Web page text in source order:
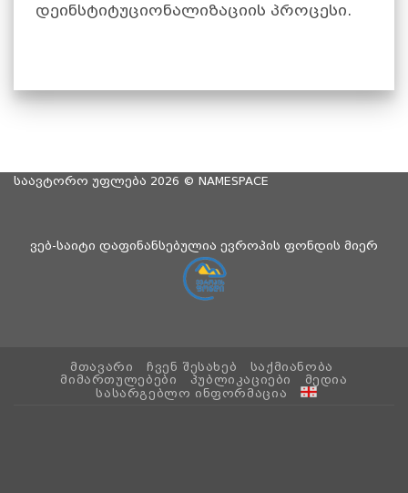
დეინსტიტუციონალიზაციის პროცესი.
საავტორო უფლება 2026 © NAMESPACE
ვებ-საიტი დაფინანსებულია ევროპის ფონდის მიერ
ᲛᲗᲐᲕᲐᲠᲘ ᲩᲕᲔᲜ ᲨᲔᲡᲐᲮᲔᲑ
ᲡᲐᲥᲛᲘᲐᲜᲝᲑᲐ
ᲛᲘᲛᲐᲠᲗᲣᲚᲔᲑᲔᲑᲘ
ᲞᲣᲑᲚᲘᲙᲐᲪᲘᲔᲑᲘ
ᲛᲔᲓᲘᲐ
ᲡᲐᲡᲐᲠᲒᲔᲑᲚᲝ ᲘᲜᲤᲝᲠᲛᲐᲪᲘᲐ